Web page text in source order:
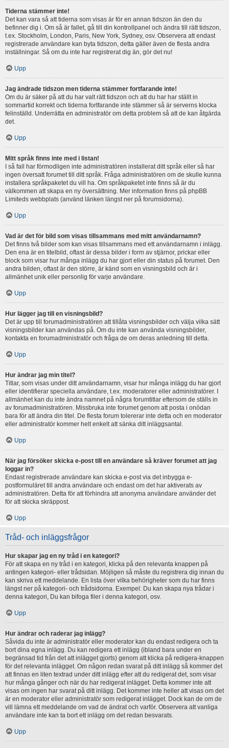
Tiderna stämmer inte!
Det kan vara så att tiderna som visas är för en annan tidszon än den du
befinner dig i. Om så är fallet, gå till din kontrollpanel och ändra till rätt tidszon,
t.ex. Stockholm, London, Paris, New York, Sydney, osv. Observera att endast
registrerade användare kan byta tidszon, detta gäller även de flesta andra
inställningar. Så om du inte har registrerat dig än, gör det nu!
Upp
Jag ändrade tidszon men tiderna stämmer fortfarande inte!
Om du är säker på att du har valt rätt tidszon och att du har har ställt in
sommartid korrekt och tiderna fortfarande inte stämmer så är serverns klocka
felinställd. Underrätta en administratör om detta problem så att de kan åtgärda
det.
Upp
Mitt språk finns inte med i listan!
I så fall har förmodligen inte administratören installerat ditt språk eller så har
ingen översatt forumet till ditt språk. Fråga administratören om de skulle kunna
installera språkpaketet du vill ha. Om språkpaketet inte finns så är du
välkommen att skapa en ny översättning. Mer information finns på phpBB
Limiteds webbplats (använd länken längst ner på forumsidorna).
Upp
Vad är det för bild som visas tillsammans med mitt användarnamn?
Det finns två bilder som kan visas tillsammans med ett användarnamn i inlägg.
Den ena är en titelbild, oftast är dessa bilder i form av stjärnor, prickar eller
block som visar hur många inlägg du har gjort eller din status på forumet. Den
andra bilden, oftast är den större, är känd som en visningsbild och är i
allmänhet unik eller personlig för varje användare.
Upp
Hur lägger jag till en visningsbild?
Det är upp till forumadministratören att tillåta visningsbilder och välja vilka sätt
visningsbilder kan användas på. Om du inte kan använda visningsbilder,
kontakta en forumadministratör och fråga de om deras anledning till detta.
Upp
Hur ändrar jag min titel?
Titlar, som visas under ditt användarnamn, visar hur många inlägg du har gjort
eller identifierar speciella användare, t.ex. moderatorer eller administratörer. I
allmänhet kan du inte ändra namnet på några forumtitlar eftersom de ställs in
av forumadministratören. Missbruka inte forumet genom att posta i onödan
bara för att ändra din titel. De flesta forum tolererar inte detta och en moderator
eller administratör kommer helt enkelt att sänka ditt inläggsantal.
Upp
När jag försöker skicka e-post till en användare så kräver forumet att jag
loggar in?
Endast registrerade användare kan skicka e-post via det inbygga e-
postformuläret till andra användare och endast om det har aktiverats av
administratören. Detta för att förhindra att anonyma användare använder det
för att skicka skräppost.
Upp
Tråd- och inläggsfrågor
Hur skapar jag en ny tråd i en kategori?
För att skapa en ny tråd i en kategori, klicka på den relevanta knappen på
antingen kategori- eller trådsidan. Möjligen så måste du registrera dig innan du
kan skriva ett meddelande. En lista över vilka behörigheter som du har finns
längst ner på kategori- och trådsidorna. Exempel: Du kan skapa nya trådar i
denna kategori, Du kan bifoga filer i denna kategori, osv.
Upp
Hur ändrar och raderar jag inlägg?
Såvida du inte är administratör eller moderator kan du endast redigera och ta
bort dina egna inlägg. Du kan redigera ett inlägg (ibland bara under en
begränsad tid från det att inlägget gjorts) genom att klicka på redigera-knappen
för det relevanta inlägget. Om någon redan svarat på ditt inlägg så kommer det
att finnas en liten textrad under ditt inlägg efter att du redigerat det, som visar
hur många gånger och när du har redigerat inlägget. Detta kommer inte att
visas om ingen har svarat på ditt inlägg. Det kommer inte heller att visas om det
är en moderator eller administratör som redigerat inlägget. Dock kan de om de
vill lämna ett meddelande om vad de ändrat och varför. Observera att vanliga
användare inte kan ta bort ett inlägg om det redan besvarats.
Upp